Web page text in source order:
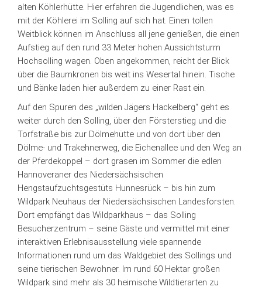
alten Köhlerhütte. Hier erfahren die Jugendlichen, was es
mit der Köhlerei im Solling auf sich hat. Einen tollen
Weitblick können im Anschluss all jene genießen, die einen
Aufstieg auf den rund 33 Meter hohen Aussichtsturm
Hochsolling wagen. Oben angekommen, reicht der Blick
über die Baumkronen bis weit ins Wesertal hinein. Tische
und Bänke laden hier außerdem zu einer Rast ein.
Auf den Spuren des „wilden Jägers Hackelberg“ geht es
weiter durch den Solling, über den Försterstieg und die
Torfstraße bis zur Dölmehütte und von dort über den
Dölme- und Trakehnerweg, die Eichenallee und den Weg an
der Pferdekoppel – dort grasen im Sommer die edlen
Hannoveraner des Niedersächsischen
Hengstaufzuchtsgestüts Hunnesrück – bis hin zum
Wildpark Neuhaus der Niedersächsischen Landesforsten.
Dort empfängt das Wildparkhaus – das Solling
Besucherzentrum – seine Gäste und vermittel mit einer
interaktiven Erlebnisausstellung viele spannende
Informationen rund um das Waldgebiet des Sollings und
seine tierischen Bewohner. Im rund 60 Hektar großen
Wildpark sind mehr als 30 heimische Wildtierarten zu